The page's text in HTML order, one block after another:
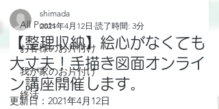
All Posts
お客様のお片付け
我が家のお片付け
終活
【整理収納】絵心がなくても
大丈夫！手描き図面オンライ
ン講座開催します。
shimada
2021年4月12日 読了時間: 3分
更新日： 2021年4月12日